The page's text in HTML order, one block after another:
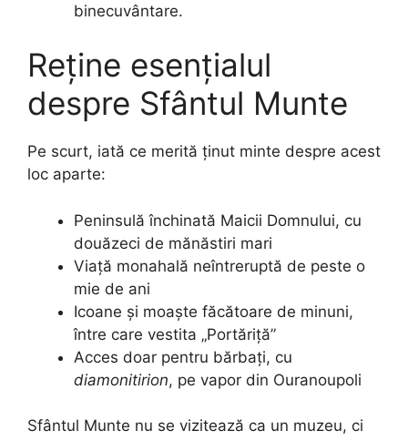
binecuvântare.
Reține esențialul
despre Sfântul Munte
Pe scurt, iată ce merită ținut minte despre acest
loc aparte:
Peninsulă închinată Maicii Domnului, cu
douăzeci de mănăstiri mari
Viață monahală neîntreruptă de peste o
mie de ani
Icoane și moaște făcătoare de minuni,
între care vestita „Portăriță”
Acces doar pentru bărbați, cu
diamonitirion, pe vapor din Ouranoupoli
Sfântul Munte nu se vizitează ca un muzeu, ci